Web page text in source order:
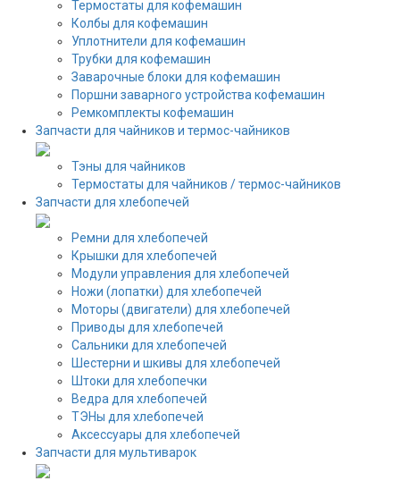
Термостаты для кофемашин
Колбы для кофемашин
Уплотнители для кофемашин
Трубки для кофемашин
Заварочные блоки для кофемашин
Поршни заварного устройства кофемашин
Ремкомплекты кофемашин
Запчасти для чайников и термос-чайников
Тэны для чайников
Термостаты для чайников / термос-чайников
Запчасти для хлебопечей
Ремни для хлебопечей
Крышки для хлебопечей
Модули управления для хлебопечей
Ножи (лопатки) для хлебопечей
Моторы (двигатели) для хлебопечей
Приводы для хлебопечей
Сальники для хлебопечей
Шестерни и шкивы для хлебопечей
Штоки для хлебопечки
Ведра для хлебопечей
ТЭНы для хлебопечей
Аксессуары для хлебопечей
Запчасти для мультиварок